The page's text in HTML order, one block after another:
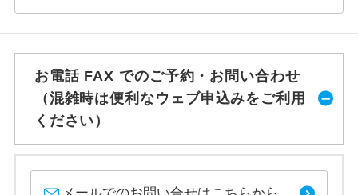
お電話 FAX でのご予約・お問い合わせ
（混雑時は便利なウェブ申込みをご利用
ください）